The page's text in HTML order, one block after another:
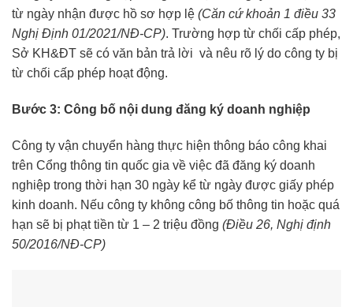
từ ngày nhận được hồ sơ hợp lệ (Căn cứ khoản 1 điều 33
Nghị Định 01/2021/NĐ-CP). Trường hợp từ chối cấp phép,
Sở KH&ĐT sẽ có văn bản trả lời và nêu rõ lý do công ty bị
từ chối cấp phép hoạt động.
Bước 3: Công bố nội dung đăng ký doanh nghiệp
Công ty vận chuyển hàng thực hiện thông báo công khai
trên Cổng thông tin quốc gia về việc đã đăng ký doanh
nghiệp trong thời hạn 30 ngày kể từ ngày được giấy phép
kinh doanh. Nếu công ty không công bố thông tin hoặc quá
hạn sẽ bị phạt tiền từ 1 – 2 triệu đồng (Điều 26, Nghị định
50/2016/NĐ-CP)